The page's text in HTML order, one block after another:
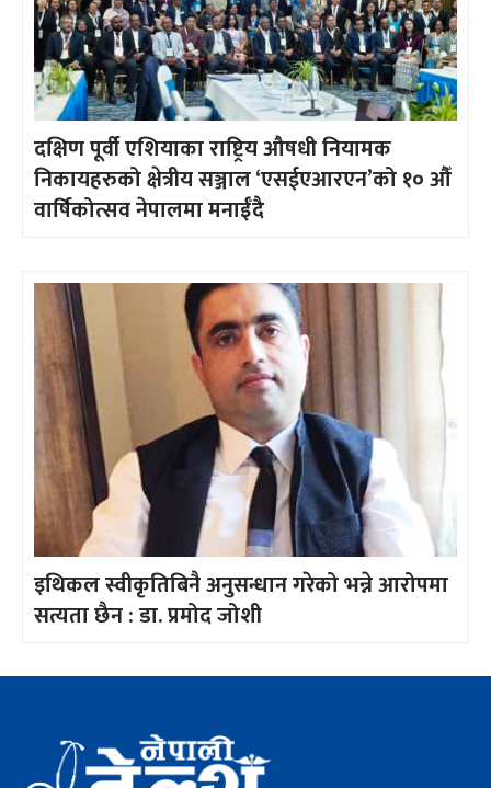
दक्षिण पूर्वी एशियाका राष्ट्रिय औषधी नियामक
निकायहरुको क्षेत्रीय सञ्जाल ‘एसईएआरएन’को १० औँ
वार्षिकोत्सव नेपालमा मनाईँदै
इथिकल स्वीकृतिबिनै अनुसन्धान गरेको भन्ने आरोपमा
सत्यता छैन : डा. प्रमोद जोशी